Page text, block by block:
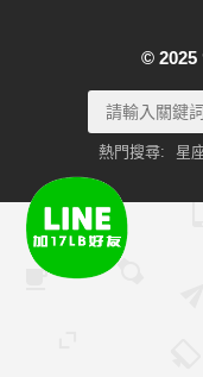
© 2025
熱門搜尋: 星